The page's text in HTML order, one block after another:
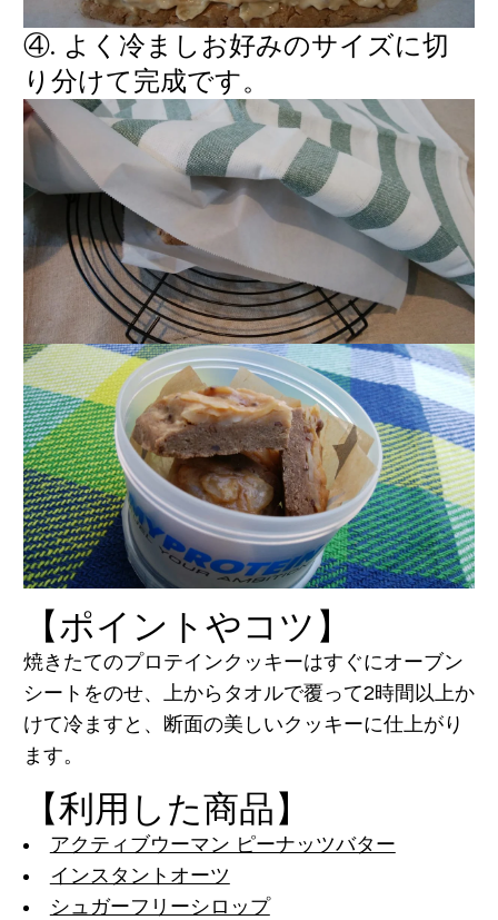
④. よく冷ましお好みのサイズに切
り分けて完成です。
【ポイントやコツ】
焼きたてのプロテインクッキーはすぐにオーブン
シートをのせ、上からタオルで覆って2時間以上か
けて冷ますと、断面の美しいクッキーに仕上がり
ます。
【利用した商品】
アクティブウーマン ピーナッツバター
インスタントオーツ
シュガーフリーシロップ